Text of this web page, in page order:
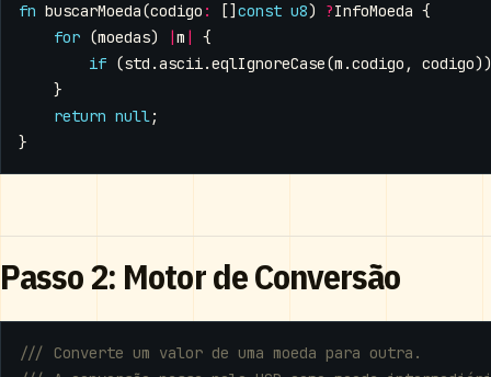
fn buscarMoeda(codigo : [] const u8) ?InfoMoeda {
for (moedas) |m |
{
if (std .ascii.eqlIgnoreCase(m .codigo , codigo))
}
return null;
}
Passo 2: Motor de Conversão